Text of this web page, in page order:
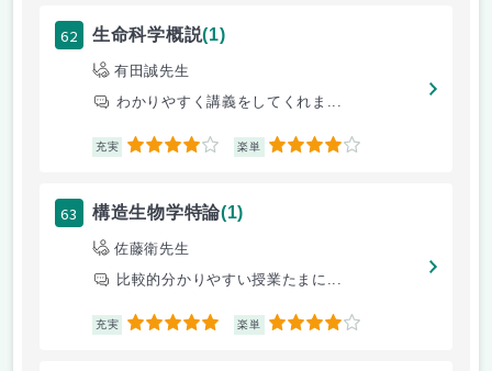
62 生命科学概説(1)
有田誠先生
わかりやすく講義をしてくれま...
充実 4 楽単 4
63 構造生物学特論(1)
佐藤衛先生
比較的分かりやすい授業たまに...
充実 5 楽単 4